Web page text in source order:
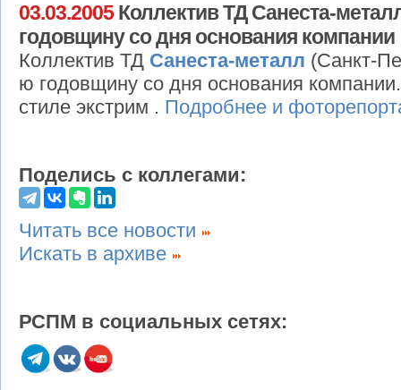
03.03.2005Коллектив ТД Санеста-
годовщину со дня основания компании
Коллектив ТД Санеста-металл (Санкт-
ю годовщину со дня основания
стиле экстрим . Подробнее и
Поделись с коллегами:
Читать все новости
Искать в архиве
РСПМ в социальных сетях: